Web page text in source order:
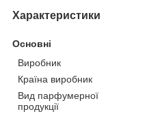
Характеристики
Основні
Виробник
Країна виробник
Вид парфумерної
продукції